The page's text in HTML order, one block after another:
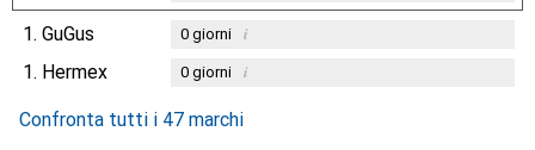
1. GuGus 0giorni i
1. Hermex 0giorni i
Confronta tutti i 47 marchi